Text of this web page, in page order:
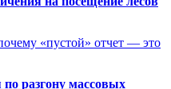
«пустой» отчет — это
разгону массовых